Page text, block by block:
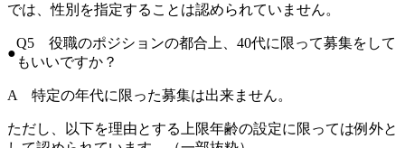
では、性別を指定することは認められていません。
Q5 役職のポジションの都合上、40代に限って募集をして
もいいですか？
A 特定の年代に限った募集は出来ません。
ただし、以下を理由とする上限年齢の設定に限っては例外と